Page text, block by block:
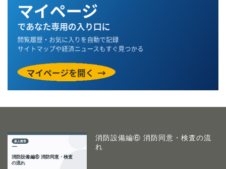
消防設備編⑥ 消防同意・検査の流
れ